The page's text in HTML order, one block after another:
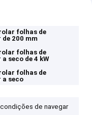
folhas de
200 mm
folhas de
seco de 4 kW
folhas de
seco
de navegar